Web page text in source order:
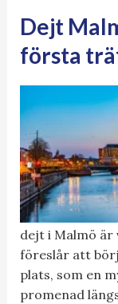
Dejt
första
dejt i Malmö är
föreslår att
plats, som en
promenad